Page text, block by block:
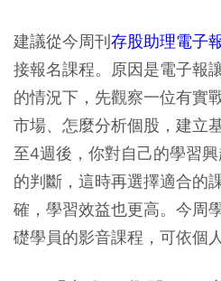
建議從今周刊存股助理電子
接報名課程。原因是電子報
的情況下，先觀察一位有實
市場、怎麼分析個股，建立
至4週後，你對自己的學習
的判斷，這時再選擇適合的
確，學習效益也更高。今周
礎學員的影音課程，可依個